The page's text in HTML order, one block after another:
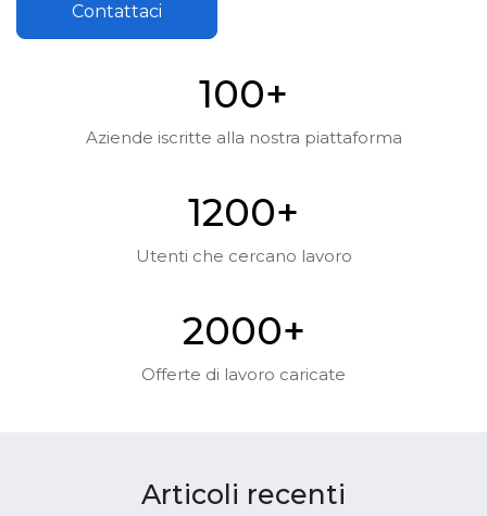
Contattaci
100+
Aziende iscritte alla nostra piattaforma
1200+
Utenti che cercano lavoro
2000+
Offerte di lavoro caricate
Articoli recenti